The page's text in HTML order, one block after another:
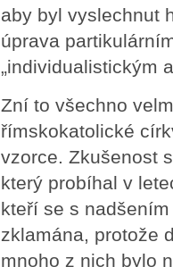
aby byl vyslechnut
úprava
„individualistickým
Zní to všechno
římskokatolické
vzorce. Zkušenost
který probíhal v
kteří se s
zklamána, protože
mnoho z nich bylo